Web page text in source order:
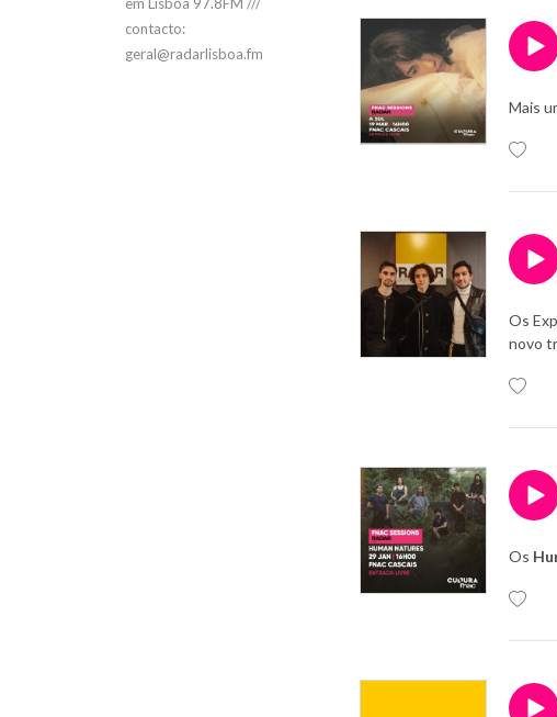
contacto:
geral@radarlisboa.fm
Mais
Os
novo
Os